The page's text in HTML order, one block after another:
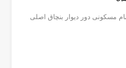
۱۲۰متر تمام مسکونی دور دیوار بنچاق اصلی